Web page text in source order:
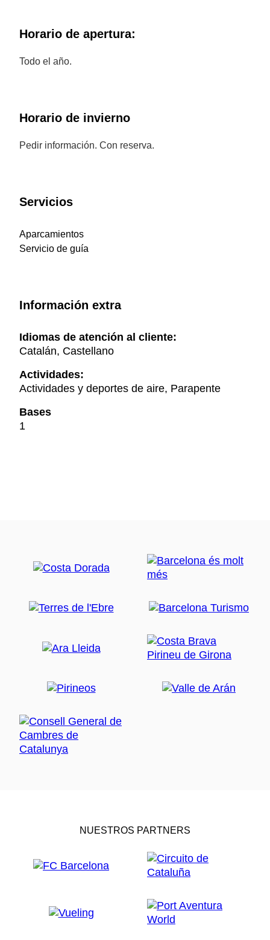
Horario de apertura:
Todo el año.
Horario de invierno
Pedir información. Con reserva.
Servicios
Aparcamientos
Servicio de guía
Información extra
Idiomas de atención al cliente:
Catalán, Castellano
Actividades:
Actividades y deportes de aire, Parapente
Bases
1
NUESTROS PARTNERS